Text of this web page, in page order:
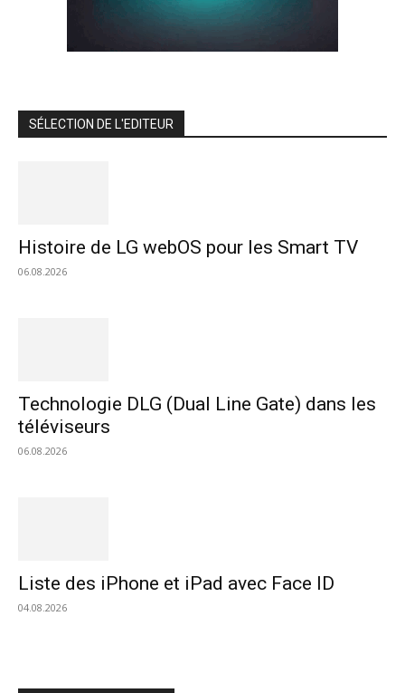
SÉLECTION DE L'EDITEUR
Histoire de LG webOS pour les Smart TV
06.08.2026
Technologie DLG (Dual Line Gate) dans les
téléviseurs
06.08.2026
Liste des iPhone et iPad avec Face ID
04.08.2026